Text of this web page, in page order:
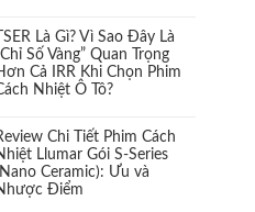
khác (1)
suất Lốp (1)
ga
TSER Là Gì? Vì Sao Đây Là
Số Vàng” Quan Trọng
Cả IRR Khi Chọn Phim
Nhiệt Ô Tô?
Chi Tiết Phim Cách
Llumar Gói S-Series
Ceramic): Ưu và
Điểm